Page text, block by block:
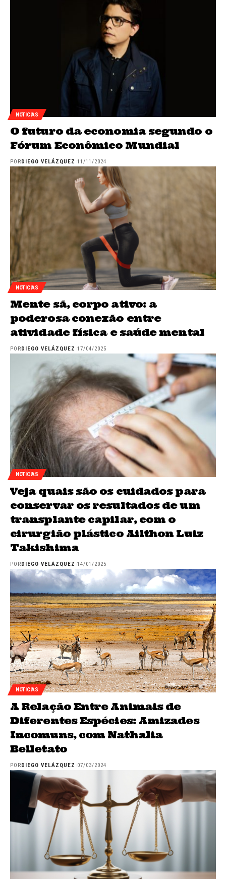
NOTICIAS
O futuro da economia segundo o
Fórum Econômico Mundial
POR DIEGO VELÁZQUEZ 11/11/2024
NOTICIAS
Mente sã, corpo ativo: a
poderosa conexão entre
atividade física e saúde mental
POR DIEGO VELÁZQUEZ 17/04/2025
NOTICIAS
Veja quais são os cuidados para
conservar os resultados de um
transplante capilar, com o
cirurgião plástico Ailthon Luiz
Takishima
PORDIEGO VELÁZQUEZ 14/01/2025
NOTICIAS
A Relação Entre Animais de
Diferentes Espécies: Amizades
Incomuns, com Nathalia
Belletato
PORDIEGO VELÁZQUEZ 07/03/2024